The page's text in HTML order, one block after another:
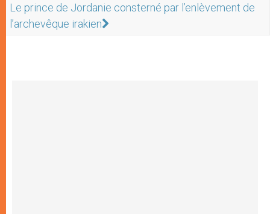
Le prince de Jordanie consterné par l’enlèvement de
l’archevêque irakien